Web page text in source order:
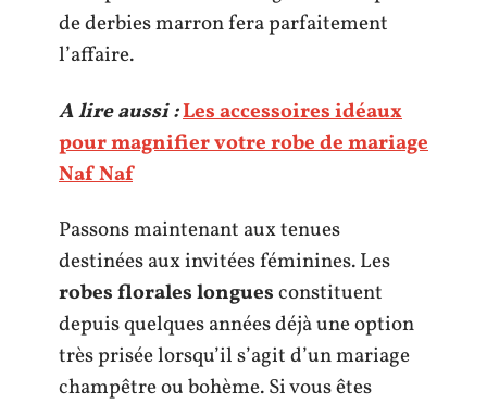
de derbies marron fera parfaitement
l’affaire.
A lire aussi :Les accessoires idéaux
pour magnifier votre robe de mariage
Naf Naf
Passons maintenant aux tenues
destinées aux invitées féminines. Les
robes florales longuesconstituent
depuis quelques années déjà une option
très prisée lorsqu’il s’agit d’un mariage
champêtre ou bohème. Si vous êtes